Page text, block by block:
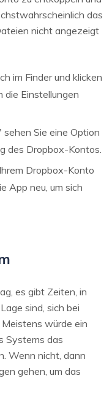
das
nicht angezeigt
im Finder und klicken
die Einstellungen
Sie eine Option
des Dropbox-Kontos.
Dropbox-Konto
App neu, um sich
es gibt Zeiten, in
sind, sich bei
würde ein
Systems das
Wenn nicht, dann
gehen, um das